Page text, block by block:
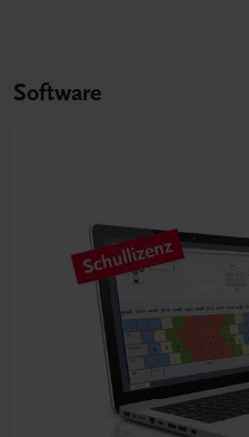
Software